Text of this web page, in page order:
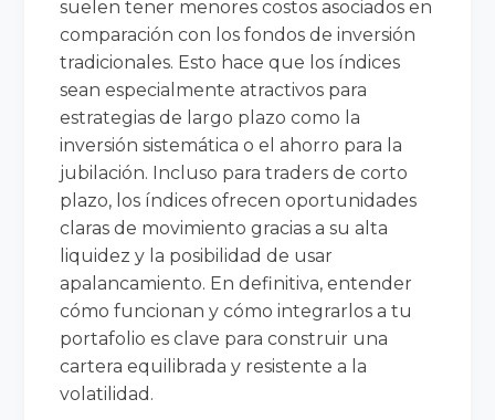
suelen tener menores costos asociados en
comparación con los fondos de inversión
tradicionales. Esto hace que los índices
sean especialmente atractivos para
estrategias de largo plazo como la
inversión sistemática o el ahorro para la
jubilación. Incluso para traders de corto
plazo, los índices ofrecen oportunidades
claras de movimiento gracias a su alta
liquidez y la posibilidad de usar
apalancamiento. En definitiva, entender
cómo funcionan y cómo integrarlos a tu
portafolio es clave para construir una
cartera equilibrada y resistente a la
volatilidad.